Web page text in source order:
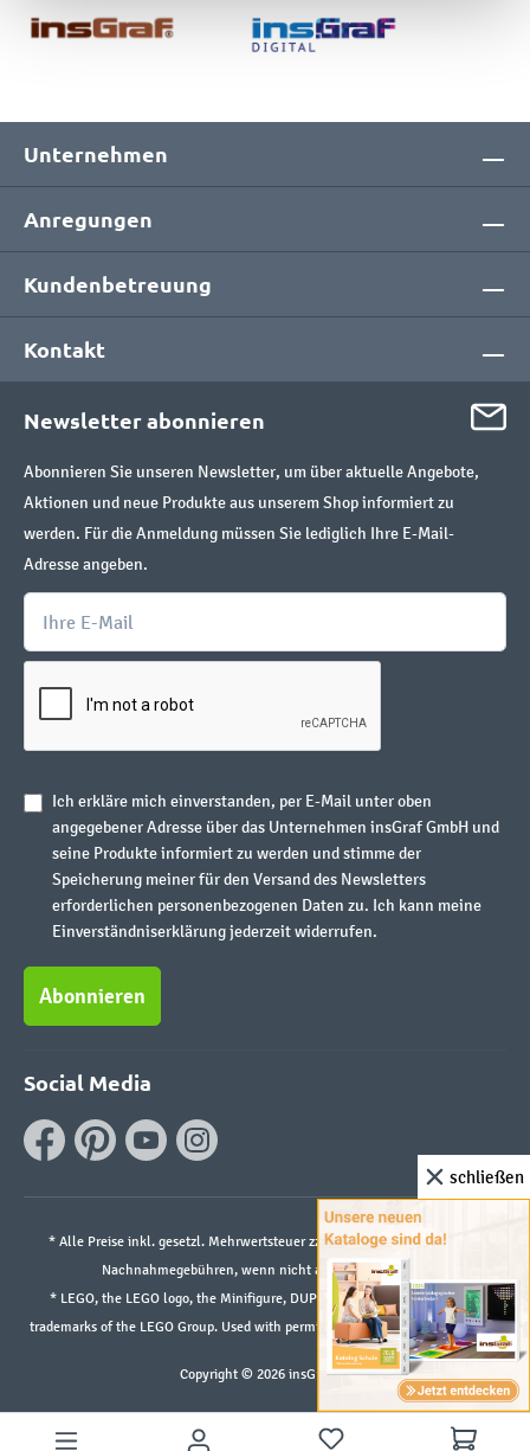
Unternehmen
Anregungen
Kundenbetreuung
Kontakt
Newsletter abonnieren
Abonnieren Sie unseren Newsletter, um über aktuelle Angebote,
Aktionen und neue Produkte aus unserem Shop informiert zu
werden. Für die Anmeldung müssen Sie lediglich Ihre E-Mail-
Adresse angeben.
Ich erkläre mich einverstanden, per E-Mail unter oben
angegebener Adresse über das Unternehmen insGraf GmbH und
seine Produkte informiert zu werden und stimme der
Speicherung meiner für den Versand des Newsletters
erforderlichen personenbezogenen Daten zu. Ich kann meine
Einverständniserklärung jederzeit widerrufen.
Abonnieren
Social Media
* Alle Preise inkl. gesetzl. Mehrwertsteuer zzgl.Versandkostenund ggf.
Nachnahmegebühren, wenn nicht anders angegeben.
* LEGO, the LEGO logo, the Minifigure, DUPLO, and the SPIKE logo are
trademarks of the LEGO Group. Used with permission. ©2026 The LEGO Group
Copyright © 2026 insGraf.de
schließen